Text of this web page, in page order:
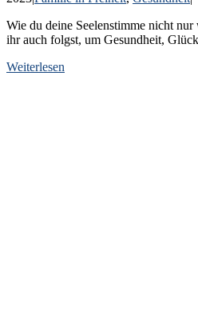
Wie du deine Seelenstimme nicht nur
ihr auch folgst, um Gesundheit,
Weiterlesen